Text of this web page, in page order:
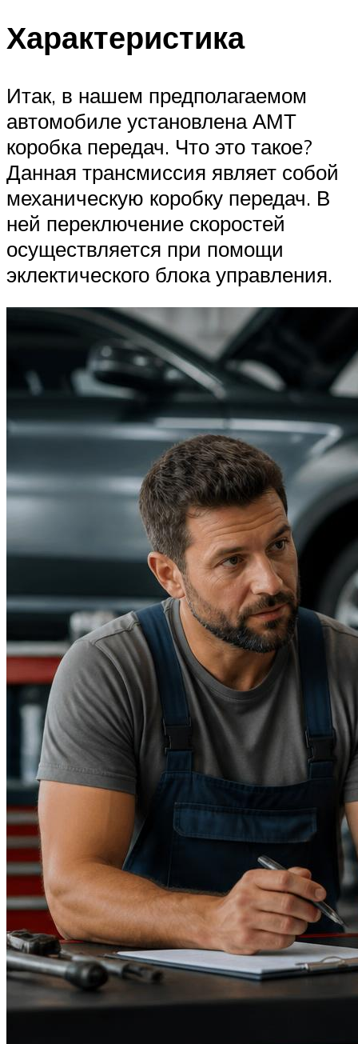
Характеристика
Итак, в нашем предполагаемом
автомобиле установлена АМТ
коробка передач. Что это такое?
Данная трансмиссия являет собой
механическую коробку передач. В
ней переключение скоростей
осуществляется при помощи
эклектического блока управления.